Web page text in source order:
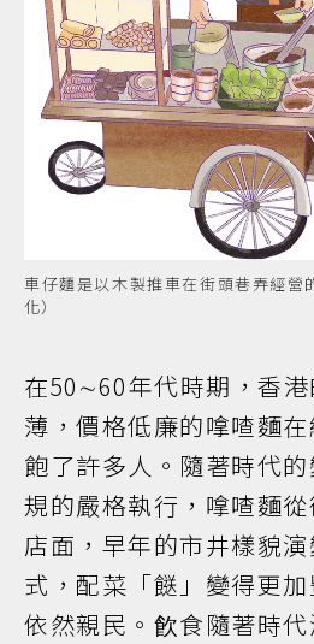
車仔麵是以木製推車在街頭巷弄經營
化）
在50∼60年代時期，香
薄，價格低廉的嗱喳麵
飽了許多人。隨著時代
規的嚴格執行，嗱喳麵
店面，早年的市井樣貌
式，配菜「餸」變得更
依然親民。飮食隨著時